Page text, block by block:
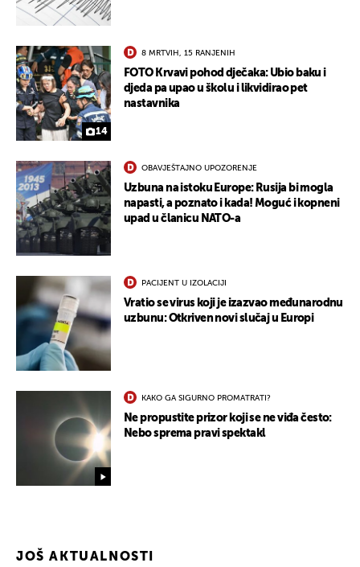
14
8 MRTVIH, 15 RANJENIH
FOTO Krvavi pohod dječaka: Ubio baku i
djeda pa upao u školu i likvidirao pet
nastavnika
OBAVJEŠTAJNO UPOZORENJE
Uzbuna na istoku Europe: Rusija bi mogla
napasti, a poznato i kada! Moguć i kopneni
upad u članicu NATO-a
PACIJENT U IZOLACIJI
Vratio se virus koji je izazvao međunarodnu
uzbunu: Otkriven novi slučaj u Europi
KAKO GA SIGURNO PROMATRATI?
Ne propustite prizor koji se ne viđa često:
Nebo sprema pravi spektakl
JOŠ AKTUALNOSTI
UKLJUČITE NOTIFIKACIJE